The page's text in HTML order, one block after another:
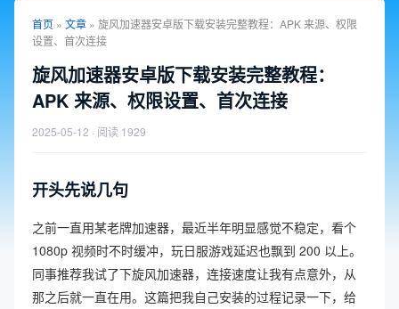
首页 » 文章 » 旋风加速器安卓版下载安装完整教程：APK 来源、权限
设置、首次连接
旋风加速器安卓版下载安装完整教程：
APK 来源、权限设置、首次连接
2025-05-12 · 阅读 1929
开头先说几句
之前一直用某老牌加速器，最近半年明显感觉不稳定，看个
1080p 视频时不时缓冲，玩日服游戏延迟也飘到 200 以上。
同事推荐我试了下旋风加速器，连接速度让我有点意外，从
那之后就一直在用。这篇把我自己安装的过程记录一下，给